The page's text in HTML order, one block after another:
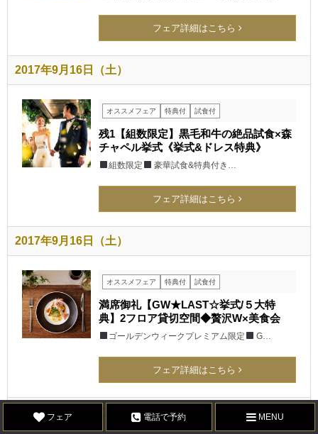
フェア詳細はこちら
2017年9月16日（土）
オススメフェア 特典付 試食付
残1【組数限定】黒毛和牛の絶品試食×森
チャペル挙式《挙式&ドレス特典》
組数限定 豪華試食&特典付き…
フェア詳細はこちら
2017年9月16日（土）
オススメフェア 特典付 試食付
満席御礼【GW★LAST☆挙式/５大特
典】2フロア貸切空間◆贅沢W×美食会
ゴールデンウィークプレミアム限定 G…
フェア詳細はこちら
2017年9月16日（土）
フェア 電話で予約 MENU